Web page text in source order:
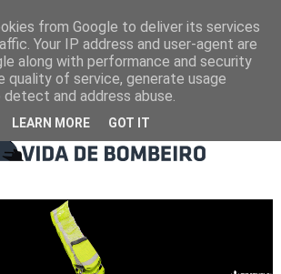
from Google to deliver its services
Your IP address and user-agent are
along with performance and security
quality of service, generate usage
and address abuse.
LEARN MORE GOT IT